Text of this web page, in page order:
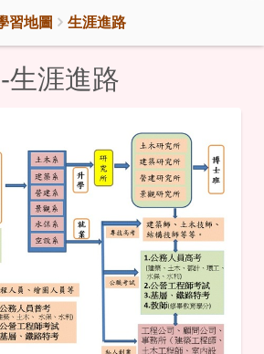
習地圖 生涯進路
生涯進路